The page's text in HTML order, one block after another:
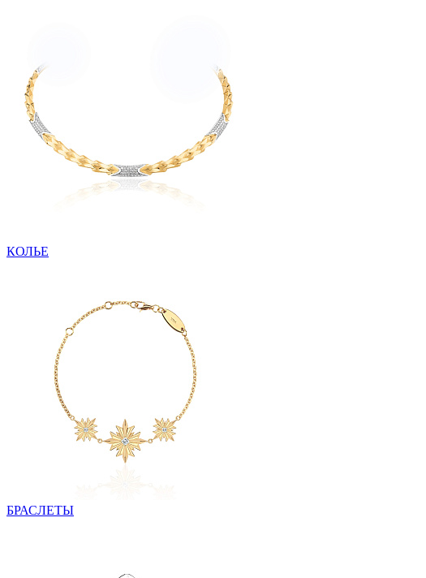
КОЛЬЕ
БРАСЛЕТЫ